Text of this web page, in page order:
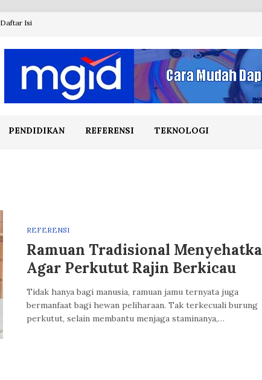
Daftar Isi
PENDIDIKAN REFERENSI TEKNOLOGI
REFERENSI
Ramuan Tradisional
Agar Perkutut Rajin Berkicau
Tidak hanya bagi manusia, ramuan jamu ternyata juga
bermanfaat bagi hewan peliharaan. Tak terkecuali burung
perkutut, selain membantu menjaga staminanya,…